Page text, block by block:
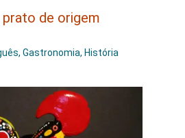
prato de origem
, Gastronomia, História